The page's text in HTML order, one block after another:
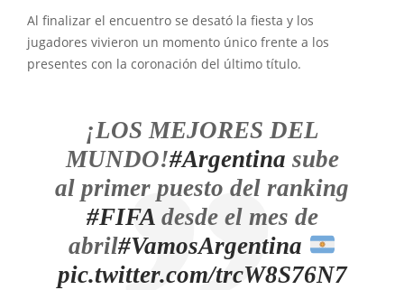
Al finalizar el encuentro se desató la fiesta y los
jugadores vivieron un momento único frente a los
presentes con la coronación del último título.
¡LOS MEJORES DEL
MUNDO!#Argentina sube
al primer puesto del ranking
#FIFAdesde el mes de
abril#VamosArgentina
pic.twitter.com/trcW8S76N7